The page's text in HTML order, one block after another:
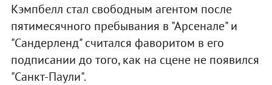
Кэмпбелл стал свободным агентом после
пятимесячного пребывания в "Арсенале" и
"Сандерленд" считался фаворитом в его
подписании до того, как на сцене не появился
"Санкт-Паули".